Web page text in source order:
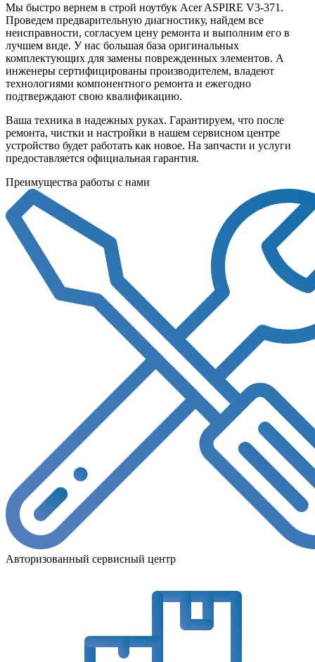
Мы быстро вернем в строй ноутбук Acer ASPIRE V3-371.
Проведем предварительную диагностику, найдем все
неисправности, согласуем цену ремонта и выполним его в
лучшем виде. У нас большая база оригинальных
комплектующих для замены поврежденных элементов. А
инженеры сертифицированы производителем, владеют
технологиями компонентного ремонта и ежегодно
подтверждают свою квалификацию.
Ваша техника в надежных руках. Гарантируем, что после
ремонта, чистки и настройки в нашем сервисном центре
устройство будет работать как новое. На запчасти и услуги
предоставляется официальная гарантия.
Преимущества работы с нами
Авторизованный сервисный центр